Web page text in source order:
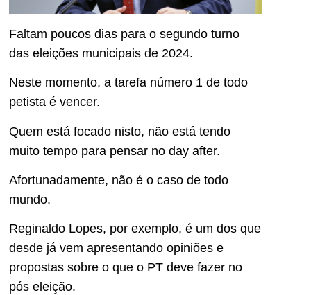
Faltam poucos dias para o segundo turno
das eleições municipais de 2024.
Neste momento, a tarefa número 1 de todo
petista é vencer.
Quem está focado nisto, não está tendo
muito tempo para pensar no day after.
Afortunadamente, não é o caso de todo
mundo.
Reginaldo Lopes, por exemplo, é um dos que
desde já vem apresentando opiniões e
propostas sobre o que o PT deve fazer no
pós eleição.